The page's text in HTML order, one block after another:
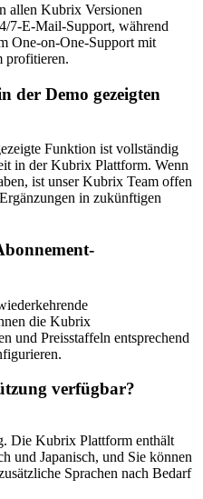
allen Kubrix Versionen
7-E-Mail-Support, während
One-on-One-Support mit
profitieren.
der Demo gezeigten
Funktion ist vollständig
in der Kubrix Plattform. Wenn
ist unser Kubrix Team offen
in zukünftigen
die Kubrix
und Preisstaffeln entsprechend
verfügbar?
Die Kubrix Plattform enthält
und Japanisch, und Sie können
Sprachen nach Bedarf